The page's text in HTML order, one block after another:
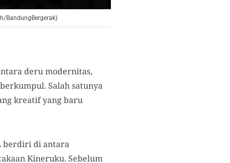
BandungBergerak)
deru modernitas,
Salah satunya
kreatif yang baru
berdiri di antara
Kineruku. Sebelum